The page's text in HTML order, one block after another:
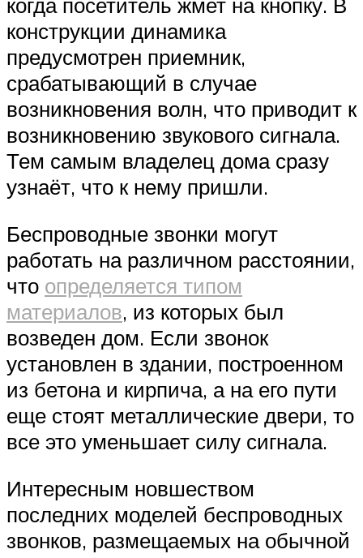
когда посетитель жмет на кнопку. В
конструкции динамика
предусмотрен приемник,
срабатывающий в случае
возникновения волн, что приводит к
возникновению звукового сигнала.
Тем самым владелец дома сразу
узнаёт, что к нему пришли.
Беспроводные звонки могут
работать на различном расстоянии,
что определяется типом
материалов, из которых был
возведен дом. Если звонок
установлен в здании, построенном
из бетона и кирпича, а на его пути
еще стоят металлические двери, то
все это уменьшает силу сигнала.
Интересным новшеством
последних моделей беспроводных
звонков, размещаемых на обычной